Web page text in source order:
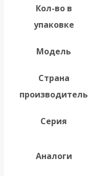
Кол-во в
упаковке
Модель
Страна
производитель
Серия
Аналоги